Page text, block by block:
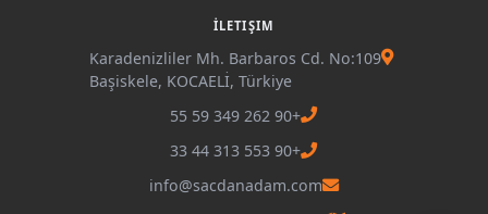
İLETIŞIM
Karadenizliler Mh. Barbaros Cd. No:109
Başiskele, KOCAELİ, Türkiye
+90 262 349 59 55
+90 553 313 44 33
info@sacdanadam.com